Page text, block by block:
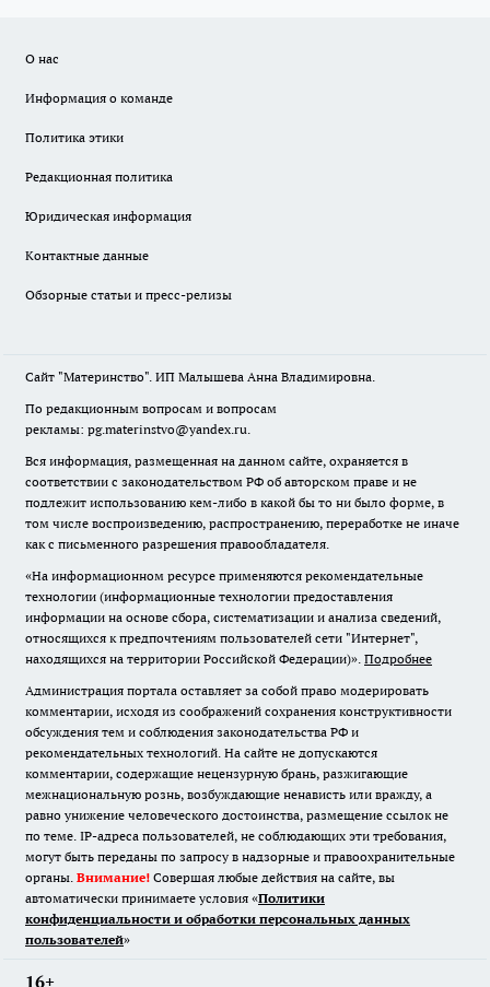
О нас
Информация о команде
Политика этики
Редакционная политика
Юридическая информация
Контактные данные
Обзорные статьи и пресс-релизы
Сайт "Материнство". ИП Малышева Анна Владимировна.
По редакционным вопросам и вопросам
рекламы: pg.materinstvo@yandex.ru.
Вся информация, размещенная на данном сайте, охраняется в
соответствии с законодательством РФ об авторском праве и не
подлежит использованию кем-либо в какой бы то ни было форме, в
том числе воспроизведению, распространению, переработке не иначе
как с письменного разрешения правообладателя.
«На информационном ресурсе применяются рекомендательные
технологии (информационные технологии предоставления
информации на основе сбора, систематизации и анализа сведений,
относящихся к предпочтениям пользователей сети "Интернет",
находящихся на территории Российской Федерации)». Подробнее
Администрация портала оставляет за собой право модерировать
комментарии, исходя из соображений сохранения конструктивности
обсуждения тем и соблюдения законодательства РФ и
рекомендательных технологий. На сайте не допускаются
комментарии, содержащие нецензурную брань, разжигающие
межнациональную рознь, возбуждающие ненависть или вражду, а
равно унижение человеческого достоинства, размещение ссылок не
по теме. IP-адреса пользователей, не соблюдающих эти требования,
могут быть переданы по запросу в надзорные и правоохранительные
органы. Внимание! Совершая любые действия на сайте, вы
автоматически принимаете условия «Политики
конфиденциальности и обработки персональных данных
пользователей»
16+